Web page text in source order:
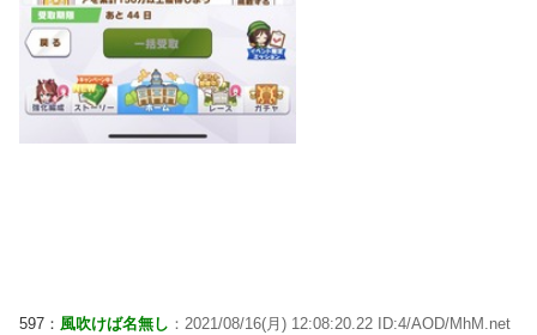
597： 風吹けば名無し ：2021/08/16(月) 12:08:20.22 ID:4/AOD/MhM.net